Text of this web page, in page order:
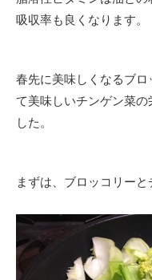
吸収率も良くなります。
春先に美味しくなるブロ
て美味しいチンゲン菜
した。
まずは、ブロッコリーと